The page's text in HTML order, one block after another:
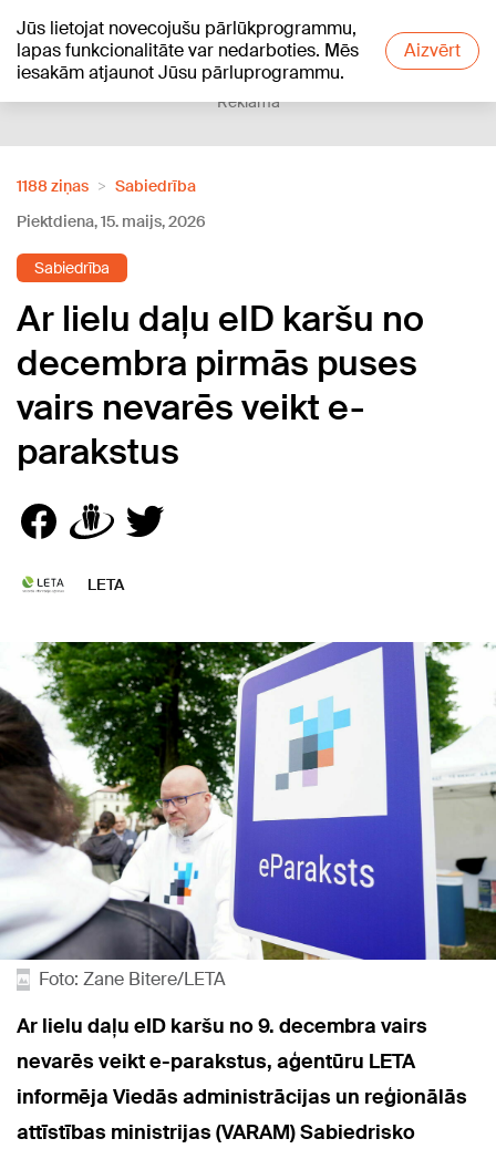
Jūs lietojat novecojušu pārlūkprogrammu,
lapas funkcionalitāte var nedarboties. Mēs
iesakām atjaunot Jūsu pārluprogrammu.
Aizvērt
+20°C
Reklāma
1188 ziņas
Sabiedrība
Piektdiena, 15. maijs, 2026
Sabiedrība
Ar lielu daļu eID karšu no
decembra pirmās puses
vairs nevarēs veikt e-
parakstus
LETA
Foto: Zane Bitere/LETA
Ar lielu daļu eID karšu no 9. decembra vairs
nevarēs veikt e-parakstus, aģentūru LETA
informēja Viedās administrācijas un reģionālās
attīstības ministrijas (VARAM) Sabiedrisko